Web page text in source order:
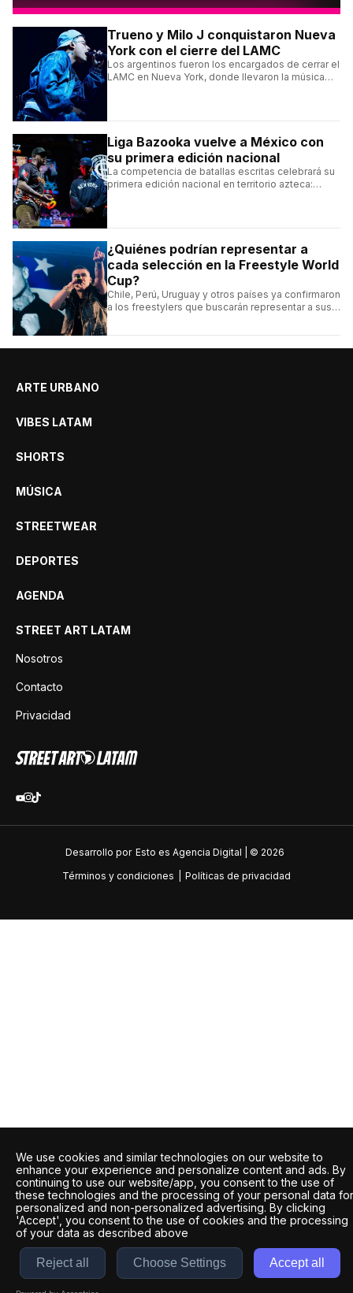
Trueno y Milo J conquistaron Nueva
York con el cierre del LAMC
Los argentinos fueron los encargados de cerrar el
LAMC en Nueva York, donde llevaron la música
Liga Bazooka vuelve a México con
su primera edición nacional
La competencia de batallas escritas celebrará su
primera edición nacional en territorio azteca:
¿Quiénes podrían representar a
cada selección en la Freestyle World
Cup?
Chile, Perú, Uruguay y otros países ya confirmaron
a los freestylers que buscarán representar a sus
ARTE URBANO
VIBES LATAM
SHORTS
MÚSICA
STREETWEAR
DEPORTES
AGENDA
STREET ART LATAM
Nosotros
Contacto
Privacidad
Desarrollo por Esto es Agencia Digital | © 2026
Términos y condiciones
Políticas de privacidad
We use cookies and similar technologies on our website to
enhance your experience and personalize content and ads. By
continuing to use our website/app, you consent to the use of
these technologies and the processing of your personal data for
personalized and non-personalized advertising. By clicking
'Accept', you consent to the use of cookies and the processing
of your data as described above
Reject all Choose Settings Accept all